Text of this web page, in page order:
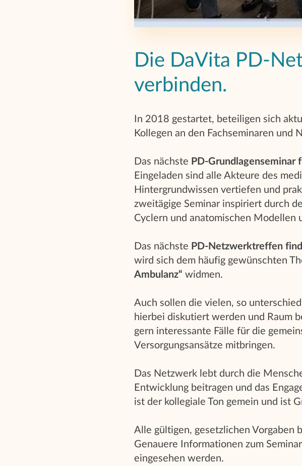
Die DaVita PD-
verbinden.
In 2018 gestartet, beteiligen sich
Kollegen an den Fachseminaren und
Das nächste PD-
Eingeladen sind alle Akteure des
Hintergrundwissen vertiefen und
zweitägige Seminar inspiriert durch
Cyclern und anatomischen Modellen
Das nächste PD-Netzwerktreffen
wird sich dem häufig gewünschten
Ambulanz“ widmen.
Auch sollen die vielen, so
hierbei diskutiert werden und Raum
gern interessante Fälle für die
Versorgungsansätze mitbringen.
Das Netzwerk lebt durch die
Entwicklung beitragen und das
ist der kollegiale Ton gemein und ist
Alle gültigen, gesetzlichen Vorgaben
Genauere Informationen zum
eingesehen werden.